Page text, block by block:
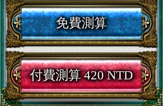
免費測算
付費測算 420 NTD